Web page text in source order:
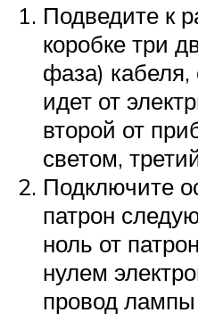
Подведите к
коробке три
фаза) кабеля,
идет от
второй от
светом,
Подключите
патрон
ноль от
нулем
провод